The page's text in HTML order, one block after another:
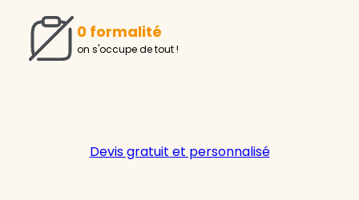
0 formalité
on s'occupe de tout !
Devis gratuit et personnalisé